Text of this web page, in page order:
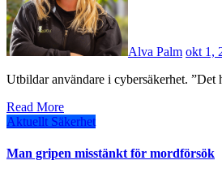
Alva Palm okt 1,
Utbildar användare i cybersäkerhet.
Read More
Aktuellt Säkerhet
Man gripen misstänkt för mordförsök